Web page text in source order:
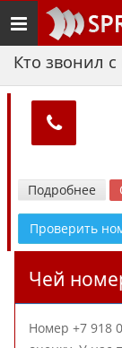
Toggle
navigation
Кто звонил
Подробнее
Проверить
Чей
Номер +7 918